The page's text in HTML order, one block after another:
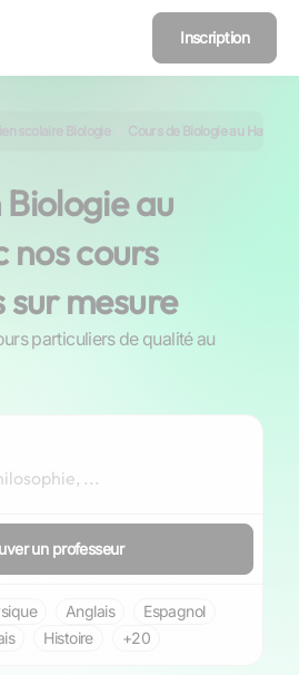
Inscription
scolaire Biologie Cours de Biologie au Havre
Biologie au
nos cours
mesure
particuliers de qualité au
un professeur
Anglais
Espagnol
Histoire +20